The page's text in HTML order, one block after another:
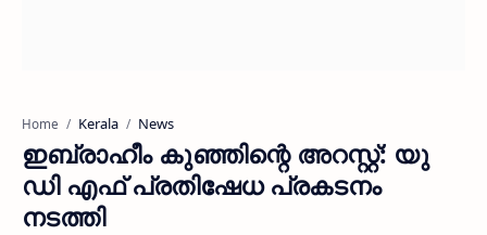
Home Kerala News
ഇബ്രാഹീം കുഞ്ഞിന്റെ അറസ്റ്റ്: യു
ഡി എഫ് പ്രതിഷേധ പ്രകടനം
നടത്തി